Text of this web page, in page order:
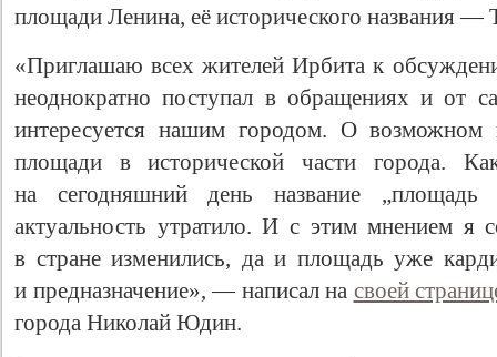
площади Ленина, её исторического названия —
«Приглашаю всех жителей Ирбита к
неоднократно поступал в обращениях и от
интересуется нашим городом. О возможном
площади в исторической части города.
на сегодняшний день название
актуальность утратило. И с этим мнением я
в стране изменились, да и площадь уже
и предназначение», — написал на своей
города Николай Юдин.